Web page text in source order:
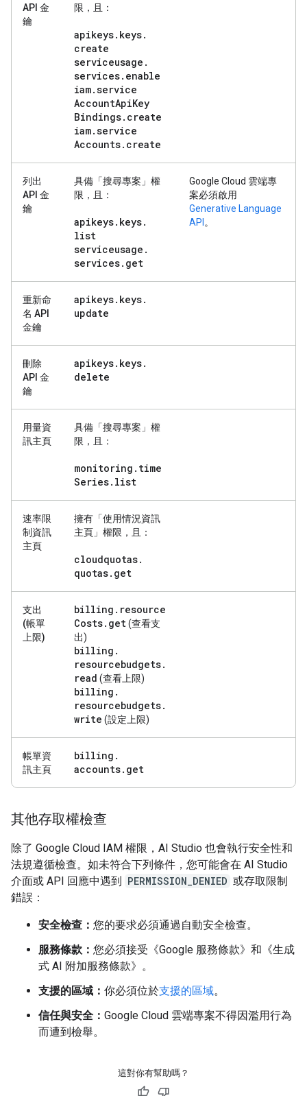
API 金
鑰
限，且：
apikeys. keys.
create
serviceusage .
services. enable
iam.service
AccountApiKey
Bindings. create
iam.service
Accounts. create
列出
API 金
鑰
具備「搜尋專案」 權
限，且：
apikeys. keys.
list
serviceusage .
services. get
Google Cloud 雲端專
案必須啟用
Generative Language
API 。
重新命
名 API
金鑰
apikeys. keys.
update
刪除
API 金
鑰
apikeys. keys.
delete
用量資
訊主頁
具備「搜尋專案」 權
限，且：
monitoring . time
Series. list
速率限
制資訊
主頁
擁有「使用情況資訊
主頁」 權限，且：
cloudquotas.
quotas. get
支出
(帳單
上限)
billing . resource
Costs. get(查看支
出)
billing .
resourcebudgets.
read (查看上限)
billing .
resourcebudgets.
write (設定上限)
帳單資
訊主頁
billing .
accounts. get
其他存取權檢查
除了 Google Cloud IAM 權限，AI Studio 也會執行安全性和
法規遵循檢查。如未符合下列條件，您可能會在 AI Studio
介面或 API 回應中遇到 PERMISSION_DENIED 或存取限制
錯誤：
安全檢查： 您的要求必須通過自動安全檢查。
服務條款： 您必須接受《Google 服務條款》和《生成
式 AI 附加服務條款》。
支援的區域： 你必須位於支援的區域。
信任與安全： Google Cloud 雲端專案不得因濫用行為
而遭到檢舉。
這對你有幫助嗎？